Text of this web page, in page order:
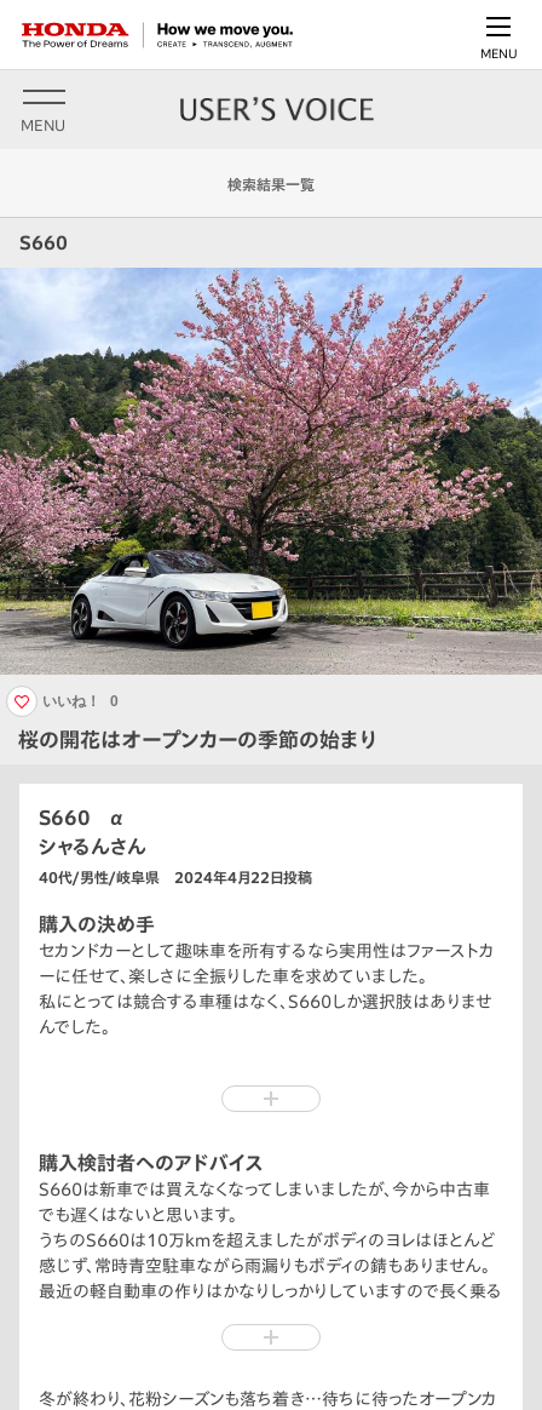
MENU
MENU
検索結果一覧
S660
桜の開花はオープンカーの季節の始まり
いいね！ 0
S660 α
シャるんさん
40代/男性/岐阜県 2024年4月22日投稿
購入の決め手
セカンドカーとして趣味車を所有するなら実用性はファーストカ
ーに任せて、楽しさに全振りした車を求めていました。
私にとっては競合する車種はなく、S660しか選択肢はありませ
んでした。
なので維持費が安く済みます。
とができます。
更に研ぎ澄まされた妥協のない走りの質がS660にはあります。
そんなS660を所有できている幸せを日々感じています。
購入検討者へのアドバイス
S660は新車では買えなくなってしまいましたが、今から中古車
でも遅くはないと思います。
うちのS660は10万kmを超えましたがボディのヨレはほとんど
感じず、常時青空駐車ながら雨漏りもボディの錆もありません。
最近の軽自動車の作りはかなりしっかりしていますので長く乗る
冬が終わり、花粉シーズンも落ち着き…待ちに待ったオープンカ